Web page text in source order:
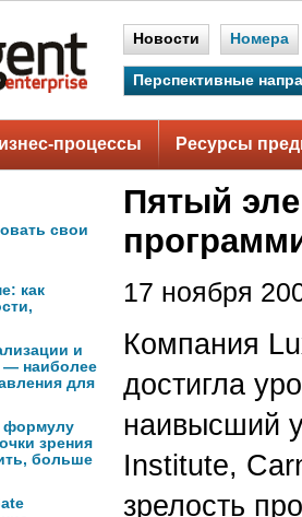
Новости Номера
Перспективные
процессы Ресурсы
свои
как
и
— наиболее
для
формулу
зрения
больше
Пятый
17 ноября
Компания
достигла
наивысший
Institute,
зрелость